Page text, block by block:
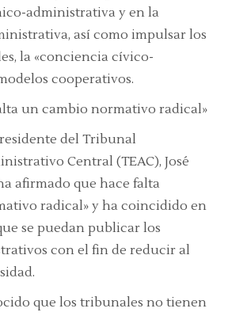
administrativa y en la
así como impulsar los
la «conciencia cívico-
cooperativos.
un cambio normativo radical»
del Tribunal
Central (TEAC), José
afirmado que hace falta
radical» y ha coincidido en
se puedan publicar los
con el fin de reducir al
que los tribunales no tienen